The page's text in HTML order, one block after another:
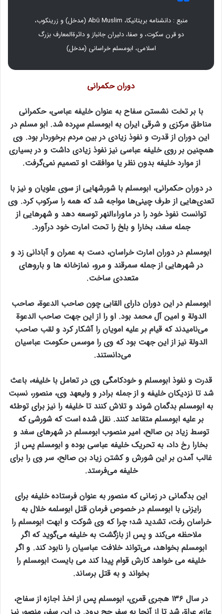
منبع : دانشنامه بریتانیکا، Abū Muslim (مدخل) و زرینکوب،
دو قرن سکوت، و صفا، دلیران جانباز و دائرةالمعارف بزرگ
اسلامی، ابومسلم خراسانی (مدخل)
دوران حکمرانی
با بر تخت نشستن سفاح به عنوان خلیفه عباسی، حکمرانی
مناطق مرکزی و شرقی ایران به ابومسلم سپرده شد. ابو مسلم در
این دوران از قدرت و نفوذ زیادی در بین مردم برخوردار بود. وی
همچنین بر روی خلیفه عباسی نیز نفوذ زیادی داشت و در بسیاری
از موارد خلیفه بدون نظر یا موافقت او تصمیم نمی‌گرفت.
در دوران حکمرانی، ابومسلم با شورشهایی از سوی علویان و نیز با
تعدی‌هایی از طرف چینی‌ها مواجه شد که همه را سرکوب کرد. وی
توانست نفوذ خود را در ماوراءالنهر توسعه دهد و شهرهایی از
جمله سغد، بخارا و بلخ را تحت امارت خود درآورد.
ابومسلم در دوران امارت خراسان، دست به عمران و آبادانی زد و
در شهرهایی از جمله سمرقند و مرو، نمازخانه ها و باروهای
متعددی ساخت.
ابومسلم در این دوران دارای القابی چون صاحب الدعوة، صاحب
الدولة و امین آل محمد بود. او را از این جهت صاحب الدعوة
می‌نامیدند که قیام بر علیه امویان را آشکار کرد و لقب صاحب
الدولة نیز از این جهت بود که وی را موسس حکومت عباسیان
می‌دانستند.
قدرت و نفوذ ابومسلم و خودکامگی وی در تعامل با خلیفه، باعث
شد تا نزدیکان خلیفه و از جمله برادر و ولیعهد وی، منصور، نسبت
به ابومسلم بدگمان شوند و تلاش کنند تا خلیفه را نیز برای توطئه
بر علیه ابومسلم متقاعد کنند. نقل شده است که شورشی که
توسط زیاد بن صالح، امیر منصوب ابومسلم در شهرهای سغد و
بخارا رخ داد، به تحریک خلیفه عباسی بوده و ابومسلم پس از
غالب آمدن بر این شورش و کشتن زیاد بن صالح، سر وی را برای
خلیفه می‌فرستد.
این بدگمانی در زمانی که منصور به عنوان فرستاده خلیفه برای
رایزنی با ابومسلم در خصوص فرمان قتل ابوسلمه خلال به
خراسان رفت، تشدید شد؛ چرا که وی شوکت و ابهت ابومسلم را
ملاحظه می‌کند و پس از بازگشت به خلیفه می‌گوید که اگر
ابومسلم بخواهد، می‌تواند خلافت عباسیان را نابود کند. و اگر
خلیفه می خواهد کارش قوام پیدا کند می بایست ابومسلم را
بخواند و به قتل برساند.
در سال ۱۳۶ هجری قمری، ابومسلم پس از اخذ اجازه از سفاح،